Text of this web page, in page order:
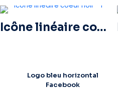
Icône linéaire coeur noir – 1
Logo bleu horizontal
Facebook